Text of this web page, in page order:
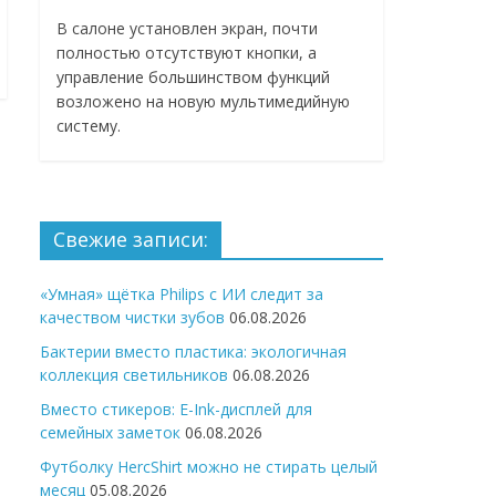
В салоне установлен экран, почти
полностью отсутствуют кнопки, а
управление большинством функций
возложено на новую мультимедийную
систему.
Свежие записи:
«Умная» щётка Philips с ИИ следит за
качеством чистки зубов 06.08.2026
Бактерии вместо пластика: экологичная
коллекция светильников 06.08.2026
Вместо стикеров: E-Ink-дисплей для
семейных заметок 06.08.2026
Футболку HercShirt можно не стирать целый
месяц 05.08.2026